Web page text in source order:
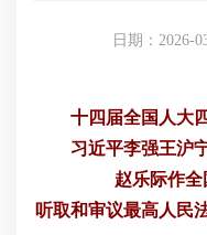
日期：2026-
十四届全国人大
习近平李强王沪
赵乐际作
听取和审议最高人民